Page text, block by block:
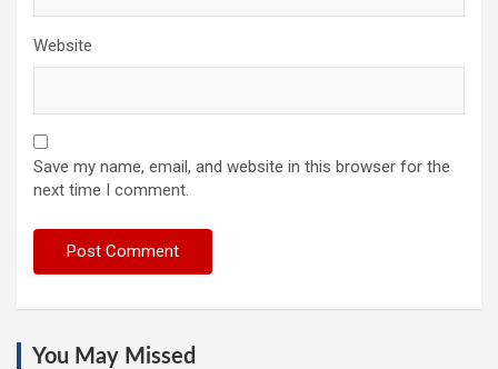
Website
Save my name, email, and website in this browser for the
next time I comment.
You May Missed